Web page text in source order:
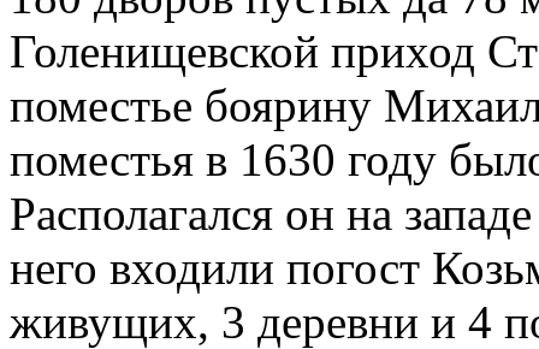
Голенищевской приход
поместье боярину
поместья в 1630 году
Располагался он на
него входили погост
живущих, 3 деревни и 4